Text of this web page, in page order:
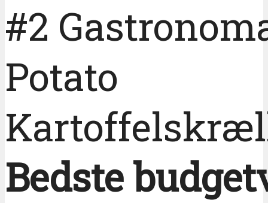
#2
Potato
Bedste